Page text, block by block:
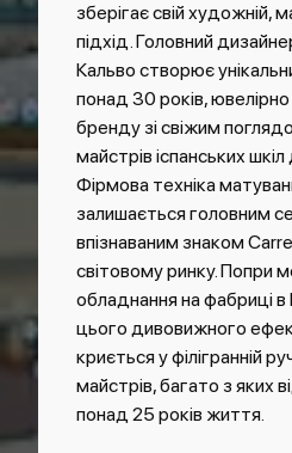
зберігає свій художній,
підхід. Головний
Кальво створює
понад 30 років,
бренду зі свіжим
майстрів іспанських шкіл
Фірмова техніка
залишається головним
впізнаваним знаком
світовому ринку. Попри
обладнання на фабриці
цього дивовижного
криється у філігранній
майстрів, багато з яких
понад 25 років життя.